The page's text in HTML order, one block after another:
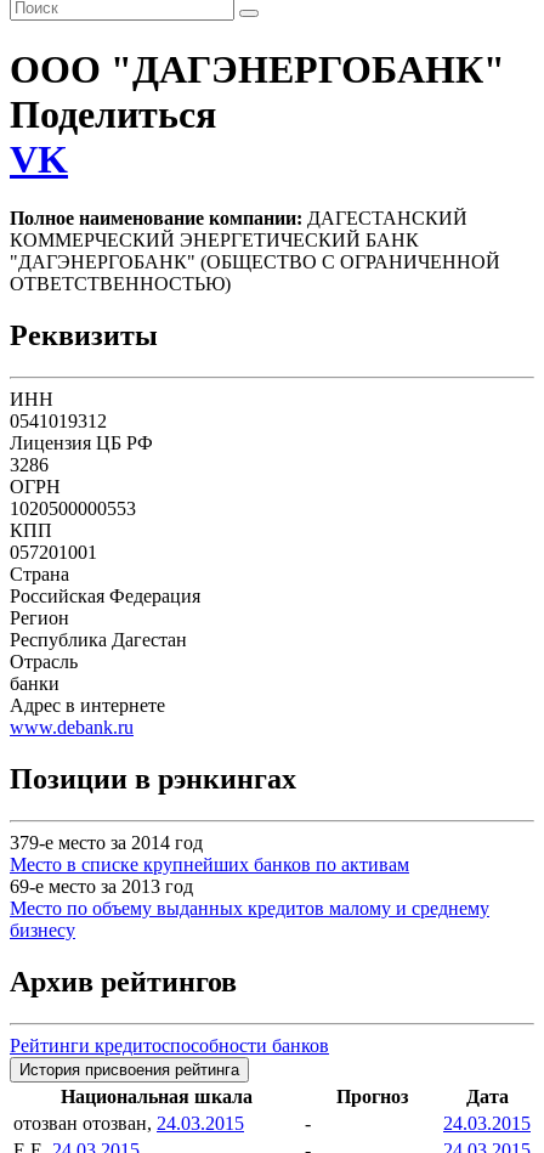
ООО "ДАГЭНЕРГОБАНК"
Поделиться
VK
Полное наименование компании: ДАГЕСТАНСКИЙ
КОММЕРЧЕСКИЙ ЭНЕРГЕТИЧЕСКИЙ БАНК
"ДАГЭНЕРГОБАНК" (ОБЩЕСТВО С ОГРАНИЧЕННОЙ
ОТВЕТСТВЕННОСТЬЮ)
Реквизиты
ИНН
0541019312
Лицензия ЦБ РФ
3286
ОГРН
1020500000553
КПП
057201001
Страна
Российская Федерация
Регион
Республика Дагестан
Отрасль
банки
Адрес в интернете
www.debank.ru
Позиции в рэнкингах
379-е место за 2014 год
Место в списке крупнейших банков по активам
69-е место за 2013 год
Место по объему выданных кредитов малому и среднему
бизнесу
Архив рейтингов
Рейтинги кредитоспособности банков
История присвоения рейтинга
Национальная шкала Прогноз
Дата
отозван отозван, 24.03.2015 -
24.03.2015